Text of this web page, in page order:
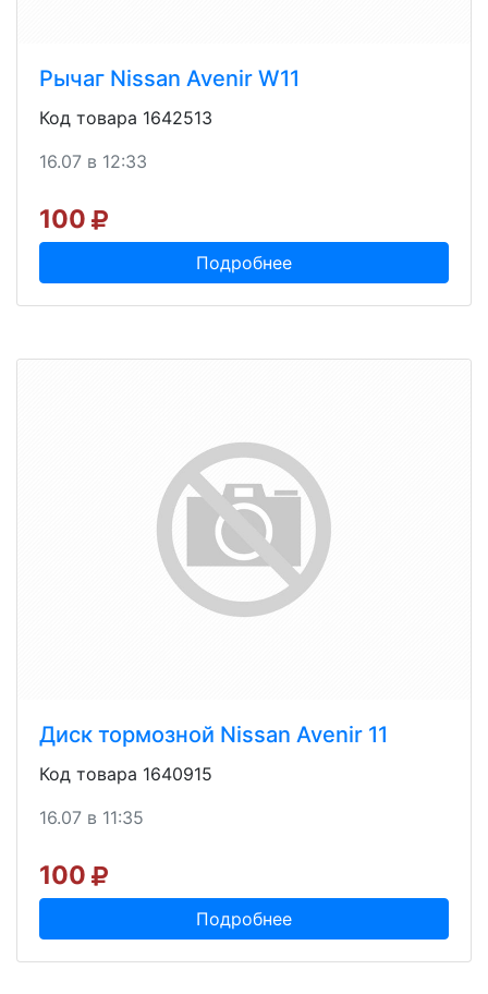
Рычаг Nissan Avenir W11
Код товара 1642513
16.07 в 12:33
100
Подробнее
Диск тормозной Nissan Avenir 11
Код товара 1640915
16.07 в 11:35
100
Подробнее